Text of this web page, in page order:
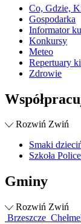
Co, Gdzie,
Gospodarka
Informator
Konkursy
Meteo
Repertuary
Zdrowie
Rozwiń Zwiń
Smaki
Szkoła
Gminy
Rozwiń Zwiń
Brzeszcze